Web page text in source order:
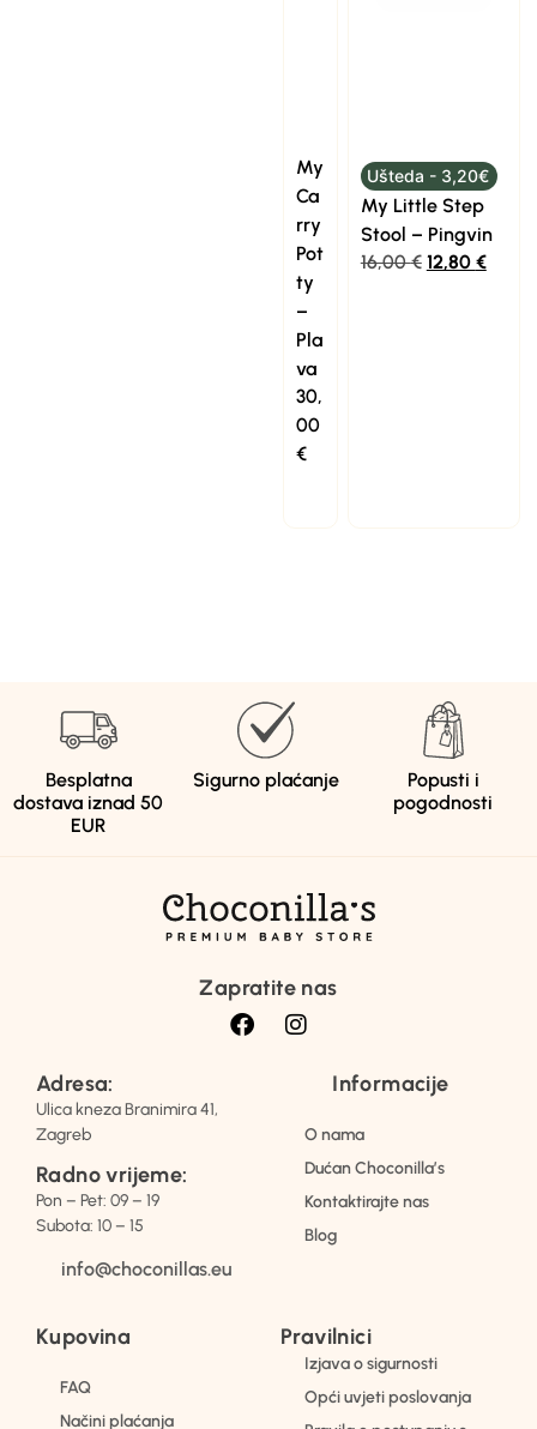
My
Ca
rry
Pot
ty
–
Pla
va
30,
00
€
Ušteda - 3,20€
My Little Step
Stool – Pingvin
16,00€ 12,80 €
Besplatna
dostava iznad 50
EUR
Sigurno plaćanje
Popusti i
pogodnosti
Zapratite nas
Adresa:
Ulica kneza Branimira 41,
Zagreb
Radno vrijeme:
Pon – Pet: 09 – 19
Subota: 10 – 15
info@choconillas.eu
Informacije
O nama
Dućan Choconilla’s
Kontaktirajte nas
Blog
Kupovina
FAQ
Načini plaćanja
Pravilnici
Izjava o sigurnosti
Opći uvjeti poslovanja